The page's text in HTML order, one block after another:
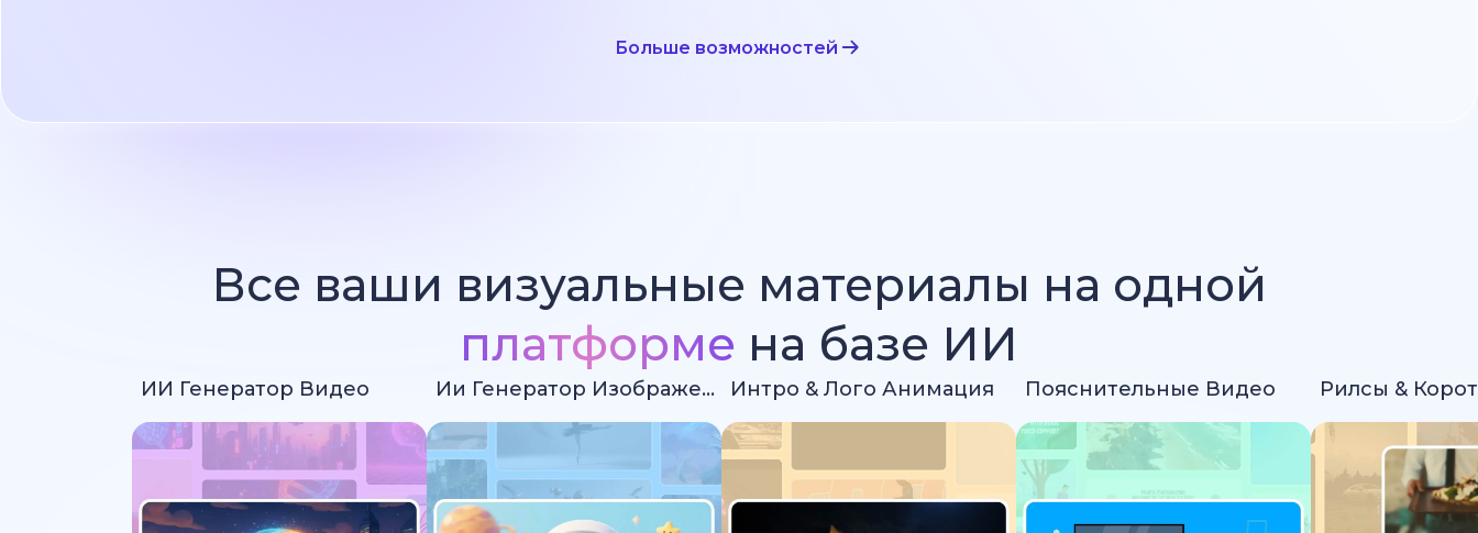
Больше возможностей
Все ваши визуальные материалы на одной
платформе на базе ИИ
ИИ Генератор Видео Ии Генератор Изображений Интро & Лого Анимация Пояснительные Видео